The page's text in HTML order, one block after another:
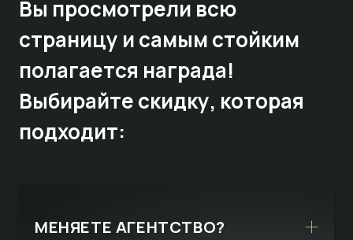
Вы просмотрели всю
страницу и самым стойким
полагается награда!
Выбирайтескидку, которая
подходит:
МЕНЯЕТЕ АГЕНТСТВО?